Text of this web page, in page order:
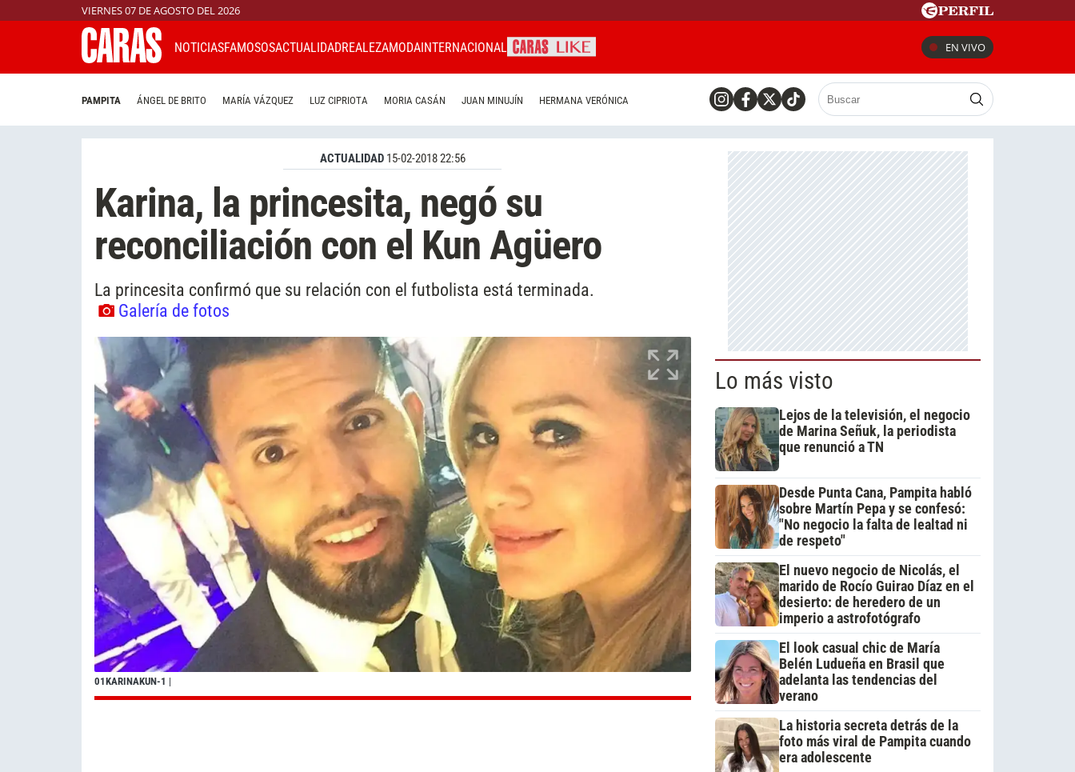
VIERNES 07 DE AGOSTO DEL 2026
NOTICIASFAMOSOSACTUALIDADREALEZAMODAINTERNACIONAL EN VIVO
PAMPITA ÁNGEL DE BRITO MARÍA VÁZQUEZ LUZ CIPRIOTA MORIA CASÁN JUAN MINUJÍN HERMANA VERÓNICA
ACTUALIDAD 15-02-2018 22:56
Karina, la princesita, negó su
reconciliación con el Kun Agüero
La princesita confirmó que su relación con el futbolista está terminada.
Galería de fotos
01KARINAKUN-1 |
Lo más visto
Lejos de la televisión, el negocio
de Marina Señuk, la periodista
que renunció a TN
Desde Punta Cana, Pampita habló
sobre Martín Pepa y se confesó:
"No negocio la falta de lealtad ni
de respeto"
El nuevo negocio de Nicolás, el
marido de Rocío Guirao Díaz en el
desierto: de heredero de un
imperio a astrofotógrafo
El look casual chic de María
Belén Ludueña en Brasil que
adelanta las tendencias del
verano
La historia secreta detrás de la
foto más viral de Pampita cuando
era adolescente